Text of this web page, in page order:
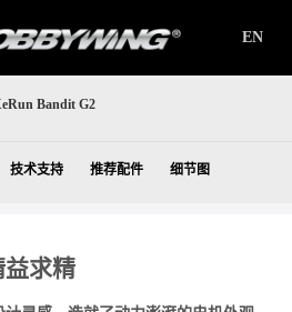
EN
Bandit G2
技术支持 推荐配件 细节图
求精